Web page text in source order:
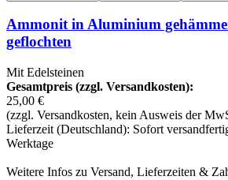
Ammonit in Aluminium
geflochten
Mit Edelsteinen
Gesamtpreis (zzgl. Versandkosten):
25,00 €
(zzgl. Versandkosten, kein Ausweis der
Lieferzeit (Deutschland): Sofort
Werktage
Weitere Infos zu Versand, Lieferzeiten &